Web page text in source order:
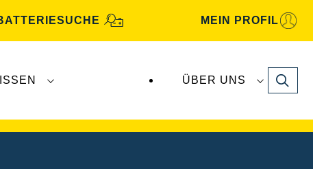
MEIN PROFIL
ÜBER UNS Search